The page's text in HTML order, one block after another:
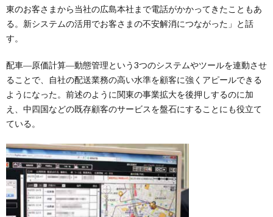
東のお客さまから当社の広島本社まで電話がかかってきたこともあ
る。新システムの活用でお客さまの不安解消につながった」と話
す。
配車―原価計算―動態管理という3つのシステムやツールを連動させ
ることで、自社の配送業務の高い水準を顧客に強くアピールできる
ようになった。前述のように関東の事業拡大を後押しするのに加
え、中四国などの既存顧客のサービスを盤石にすることにも役立て
ている。